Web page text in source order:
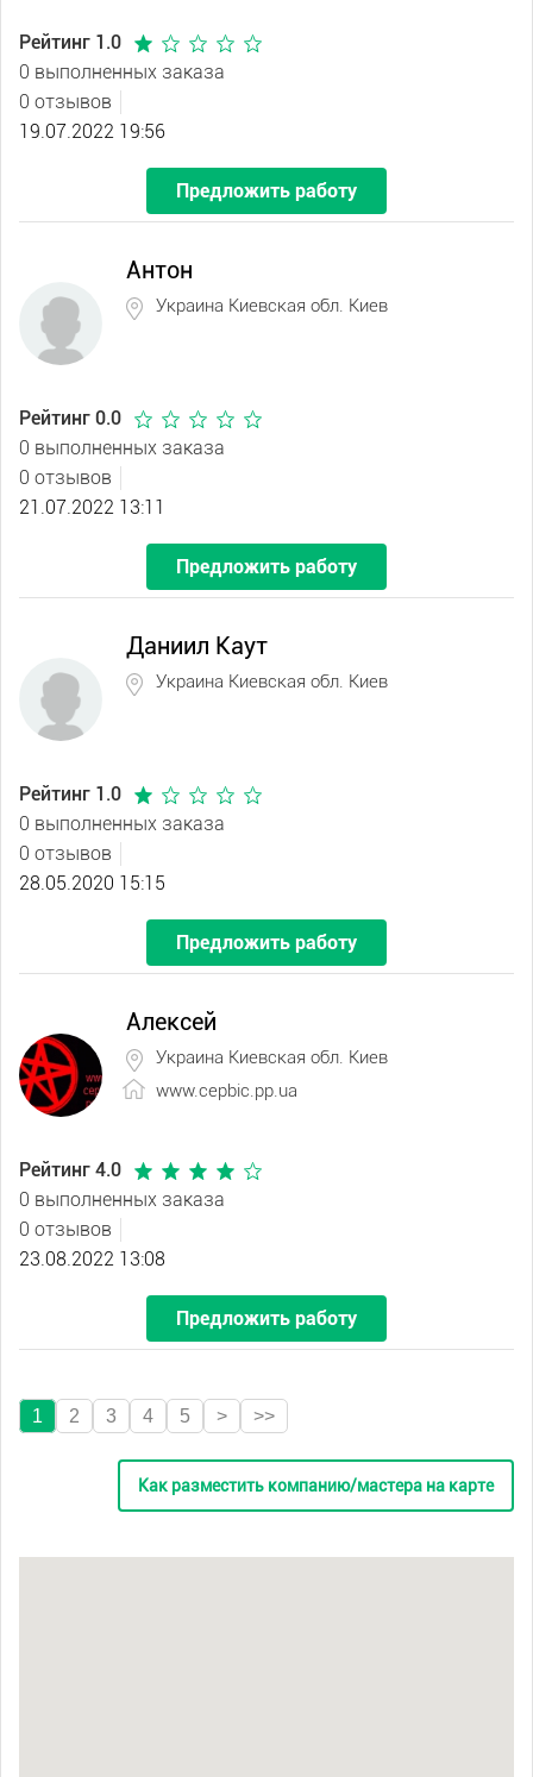
Рейтинг 1.0
0 выполненных заказа
0 отзывов
19.07.2022 19:56
Предложить работу
Антон
Украина Киевская обл. Киев
Рейтинг 0.0
0 выполненных заказа
0 отзывов
21.07.2022 13:11
Предложить работу
Даниил Каут
Украина Киевская обл. Киев
Рейтинг 1.0
0 выполненных заказа
0 отзывов
28.05.2020 15:15
Предложить работу
Алексей
Украина Киевская обл. Киев
www.cepbic.pp.ua
Рейтинг 4.0
0 выполненных заказа
0 отзывов
23.08.2022 13:08
Предложить работу
1 2 3 4 5 > >>
Как разместить компанию/мастера на карте